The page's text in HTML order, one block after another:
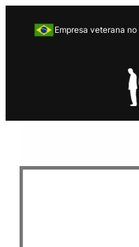
Empresa veterana